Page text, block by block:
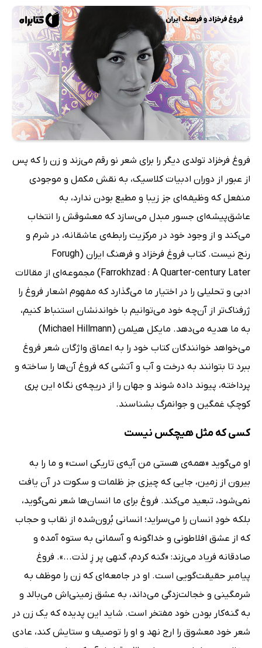
فروغ فرخزاد تولدی دیگر را برای شعر نو رقم می‌زند و زن را که پس
از عبور از دوران ادبیات کلاسیک، به نقش مکمل و موجودی
منفعل که وظیفه‌ای جز زیبا و مطیع بودن ندارد، به
عاشق‌پیشه‌ای جسور مبدل می‌سازد که معشوقش را انتخاب
می‌کند و از وجود خود در مرکزیت رابطه‌ی عاشقانه، در شرم و
رنج نیست. کتاب فروغ فرخزاد و فرهنگ ایران (Forugh
Farrokhzad : A Quarter-century Later) مجموعه‌ای از مقالات
ادبی و تحلیلی را در اختیار ما می‌گذارد که مفهوم اشعار فروغ را
ژرفناک‌تر از آن‌چه خود می‌توانیم با خواندنشان استنباط کنیم،
به ما هدیه می‌دهد. مایکل هیلمن (Michael Hillmann)
می‌خواهد خوانندگان کتاب خود را به اعماق واژگان شعر فروغ
ببرد تا بتوانند به درخت و آب و آتشی که فروغ آن‌ها را ساخته و
پرداخته، پیوند داده شوند و جهان را از دریچه‌ی نگاه این پری
کوچکِ غمگین و جوانمرگ بشناسند.
کسی که مثل هیچکس نیست
او می‌گوید «همه‌ی هستی من آیه‌ی تاریکی است» و ما را به
بیرون از زمین، جایی که چیزی جز ظلمات و سکوت در آن یافت
نمی‌شود، تبعید می‌کند. فروغ برای ما انسان‌ها شعر نمی‌گوید،
بلکه خودِ انسان را می‌سراید؛ انسانی بُرون‌شده از نقاب و حجاب
که از عشق افلاطونی و خداگونه و آسمانی به ستوه آمده و
صادقانه فریاد می‌زند: «گنه کردم، گنهی پر زِ لذت...». فروغ
پیامبر حقیقت‌گویی است. او در جامعه‌ای که زن را موظف به
شرمگینی و خجالت‌زدگی می‌داند، به عشق زمینی‌اش می‌بالد و
به گنه‌کار بودن خود مفتخر است. شاید این پدیده که یک زن در
شعر خود معشوق را ارج نهد و او را توصیف و ستایش کند، عادی